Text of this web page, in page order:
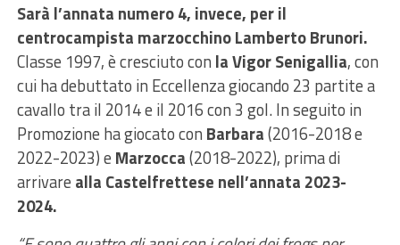
Sarà l’annata numero 4, invece, per il
centrocampista marzocchino Lamberto Brunori.
Classe 1997, è cresciuto con la Vigor Senigallia, con
cui ha debuttato in Eccellenza giocando 23 partite a
cavallo tra il 2014 e il 2016 con 3 gol. In seguito in
Promozione ha giocato con Barbara(2016-2018 e
2022-2023) e Marzocca(2018-2022), prima di
arrivare alla Castelfrettese nell’annata 2023-
2024.